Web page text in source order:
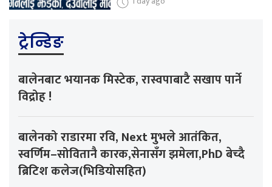
ट्रेन्डिङ
बालेनबाट भयानक मिस्टेक, रास्वपाबाटै सखाप पार्ने
विद्रोह !
बालेनको राडारमा रवि, Next मुभले आतंकित,
स्वर्णिम–सोवितानै कारक,सेनासँग झमेला,PhD बेच्दै
ब्रिटिश कलेज(भिडियोसहित)